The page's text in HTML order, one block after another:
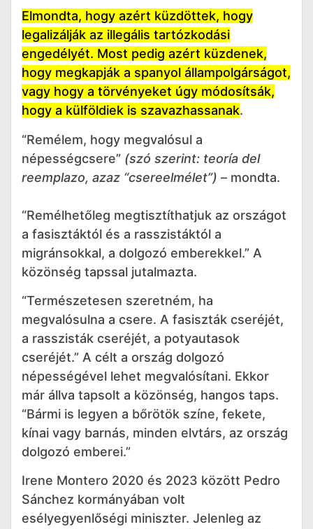
Elmondta, hogy azért küzdöttek, hogy
legalizálják az illegális tartózkodási
engedélyét. Most pedig azért küzdenek,
hogy megkapják a spanyol állampolgárságot,
vagy hogy a törvényeket úgy módosítsák,
hogy a külföldiek is szavazhassanak.
“Remélem, hogy megvalósul a
népességcsere” (szó szerint: teoría del
reemplazo, azaz “csereelmélet”) – mondta.
“Remélhetőleg megtisztíthatjuk az országot
a fasisztáktól és a rasszistáktól a
migránsokkal, a dolgozó emberekkel.” A
közönség tapssal jutalmazta.
“Természetesen szeretném, ha
megvalósulna a csere. A fasiszták cseréjét,
a rasszisták cseréjét, a potyautasok
cseréjét.” A célt a ország dolgozó
népességével lehet megvalósítani. Ekkor
már állva tapsolt a közönség, hangos taps.
“Bármi is legyen a bőrötök színe, fekete,
kínai vagy barnás, minden elvtárs, az ország
dolgozó emberei.”
Irene Montero 2020 és 2023 között Pedro
Sánchez kormányában volt
esélyegyenlőségi miniszter. Jelenleg az